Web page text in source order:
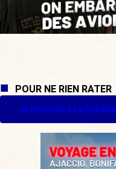
POUR NE RIEN RATER
Je m'inscris à La